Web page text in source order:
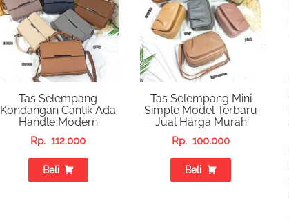
Tas Selempang
Kondangan Cantik Ada
Handle Modern
Rp. 112.000
Beli
Tas Selempang Mini
Simple Model Terbaru
Jual Harga Murah
Rp. 100.000
Beli